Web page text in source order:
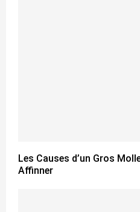
Les Causes d’un Gros
Affinner